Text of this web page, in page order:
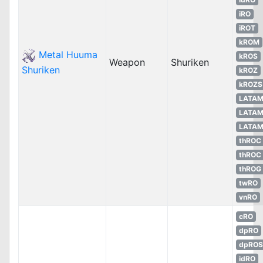
Metal Huuma
Shuriken
Weapon Shuriken
iRO
iROT
kROM
kROS
kROZ
kROZS
LATAM
LATAM
LATAM
thROC
thROC
thROG
twRO
vnRO
cRO
dpRO
dpROS
idRO